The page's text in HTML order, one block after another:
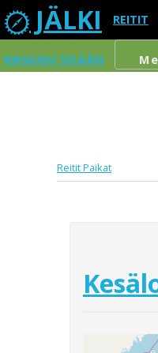
JÄLKI REITIT
KIRJAUDU SISÄÄN
ReititPaikat